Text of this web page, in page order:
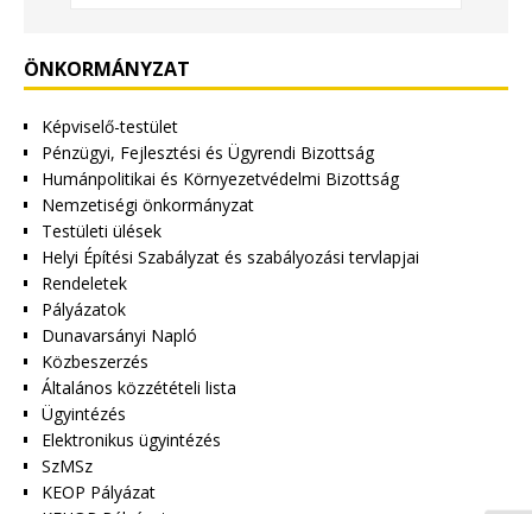
ÖNKORMÁNYZAT
Képviselő-testület
Pénzügyi, Fejlesztési és Ügyrendi Bizottság
Humánpolitikai és Környezetvédelmi Bizottság
Nemzetiségi önkormányzat
Testületi ülések
Helyi Építési Szabályzat és szabályozási tervlapjai
Rendeletek
Pályázatok
Dunavarsányi Napló
Közbeszerzés
Általános közzétételi lista
Ügyintézés
Elektronikus ügyintézés
SzMSz
KEOP Pályázat